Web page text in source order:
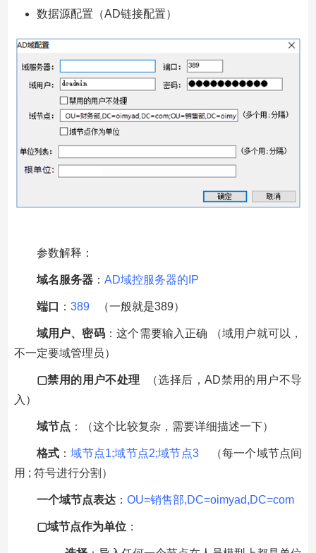
数据源配置（AD链接配置）
参数解释：
域名服务器： AD域控服务器的IP
端口 ： 389（一般就是389）
域用户、密码：这个需要输入正确 （域用户就可以，
不一定要域管理员）
▢禁用的用户不处理
（选择后，AD禁用的用户不导
入）
域节点 ：（这个比较复杂，需要详细描述一下）
格式 ：域节点1;域节点2;域节点3（每一个域节点间
用 ; 符号进行分割）
一个域节点表达： OU=销售部,DC=oimyad,DC=com
▢域节点作为单位：